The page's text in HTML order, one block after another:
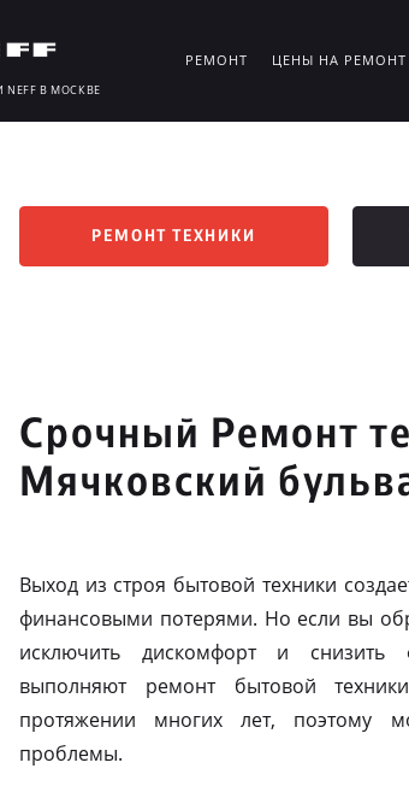
В МОСКВЕ
РЕМОНТ ЦЕНЫ НА РЕМОНТ
РЕМОНТ ТЕХНИКИ
Срочный Ремонт
Мячковский
Выход из строя бытовой техники
финансовыми потерями. Но если вы
исключить дискомфорт и снизить
выполняют ремонт бытовой
протяжении многих лет, поэтому
проблемы.